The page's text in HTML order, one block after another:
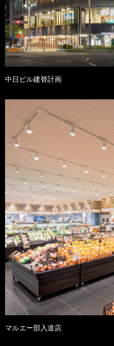
中日ビル建替計画
マルエー部入道店